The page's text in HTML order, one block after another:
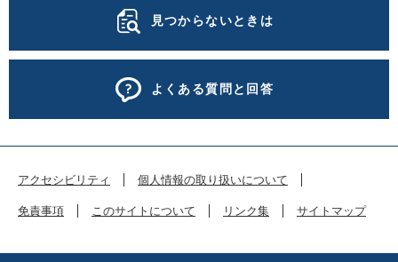
見つからないときは
よくある質問と回答
アクセシビリティ 個人情報の取り扱いについて
免責事項 このサイトについて リンク集 サイトマップ